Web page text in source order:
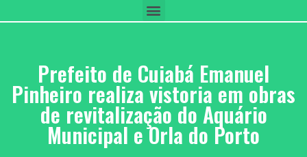
Prefeito de Cuiabá Emanuel
Pinheiro realiza vistoria em obras
de revitalização do Aquário
Municipal e Orla do Porto